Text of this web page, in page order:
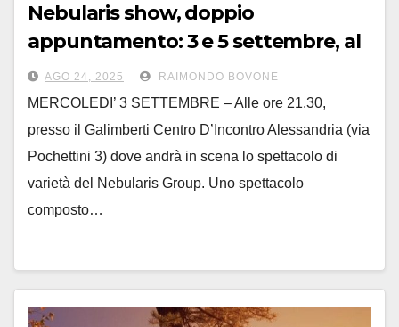
Nebularis show, doppio
appuntamento: 3 e 5 settembre, al
‘Galimberti’ e a San Giuliano
Vecchio
AGO 24, 2025 RAIMONDO BOVONE
MERCOLEDI’ 3 SETTEMBRE – Alle ore 21.30,
presso il Galimberti Centro D’Incontro Alessandria (via
Pochettini 3) dove andrà in scena lo spettacolo di
varietà del Nebularis Group. Uno spettacolo
composto…